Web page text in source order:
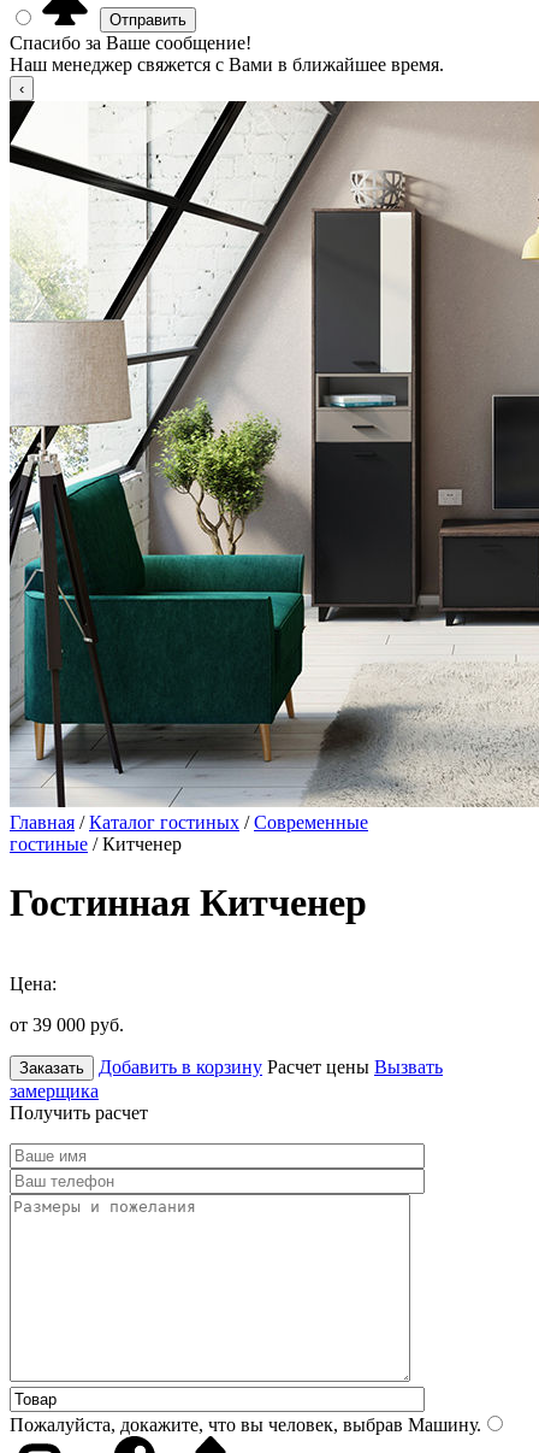
Спасибо за Ваше сообщение!
Наш менеджер свяжется с Вами в ближайшее время.
Главная /Каталог гостиных /Современные
гостиные / Китченер
Гостинная Китченер
Цена:
от 39 000 руб.
Заказать Добавить в корзину Расчет цены Вызвать
замерщика
Получить расчет
Пожалуйста, докажите, что вы человек, выбрав Машину.